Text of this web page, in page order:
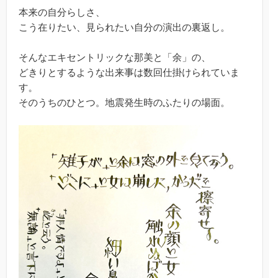
本来の自分らしさ、
こう在りたい、見られたい自分の演出の裏返し。
そんなエキセントリックな那美と「余」の、
どきりとするような出来事は数回仕掛けられていま
す。
そのうちのひとつ。地震発生時のふたりの場面。